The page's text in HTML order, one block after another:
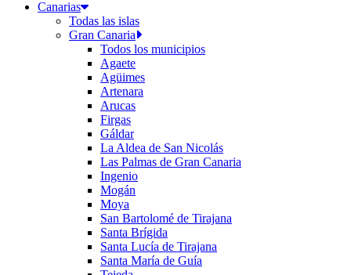
Canarias
Todas las islas
Gran Canaria
Todos los municipios
Agaete
Agüimes
Artenara
Arucas
Firgas
Gáldar
La Aldea de San Nicolás
Las Palmas de Gran Canaria
Ingenio
Mogán
Moya
San Bartolomé de Tirajana
Santa Brígida
Santa Lucía de Tirajana
Santa María de Guía